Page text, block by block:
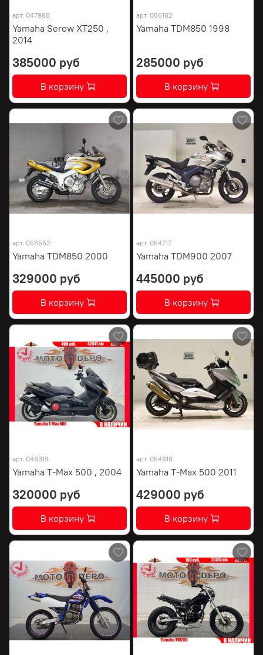
арт. 047988
Yamaha Serow XT250 ,
2014
385000 руб
В корзину
арт. 056162
Yamaha TDM850 1998
285000 руб
В корзину
арт. 056552
Yamaha TDM850 2000
329000 руб
В корзину
арт. 054717
Yamaha TDM900 2007
445000 руб
В корзину
арт. 048319
Yamaha T-Max 500 , 2004
320000 руб
В корзину
арт. 054818
Yamaha T-Max 500 2011
429000 руб
В корзину